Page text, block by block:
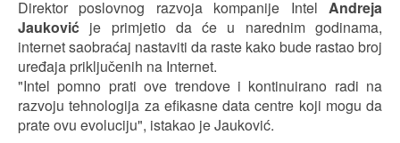
Direktor poslovnog razvoja kompanije Intel Andreja
Jauković je primjetio da će u narednim godinama,
internet saobraćaj nastaviti da raste kako bude rastao broj
uređaja priključenih na Internet.
"Intel pomno prati ove trendove i kontinuirano radi na
razvoju tehnologija za efikasne data centre koji mogu da
prate ovu evoluciju", istakao je Jauković.